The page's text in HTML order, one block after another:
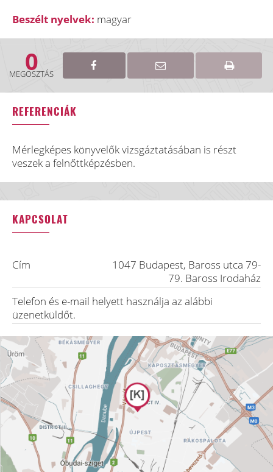
Beszélt nyelvek: magyar
0
MEGOSZTÁS
REFERENCIÁK
Mérlegképes könyvelők vizsgáztatásában is részt
veszek a felnőttképzésben.
KAPCSOLAT
Cím 1047 Budapest, Baross utca 79-
79. Baross Irodaház
Telefon és e-mail helyett használja az alábbi
üzenetküldőt.